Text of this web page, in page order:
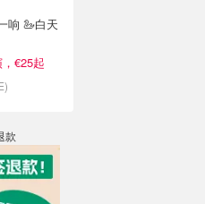
响 🦢白天
，€25起
款